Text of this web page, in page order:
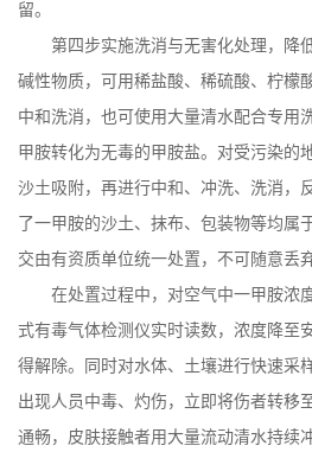
留。
第四步实施洗消与无害化处理，降
碱性物质，可用稀盐酸、稀硫酸、柠檬
中和洗消，也可使用大量清水配合专用
甲胺转化为无毒的甲胺盐。对受污染的
沙土吸附，再进行中和、冲洗、洗消，
了一甲胺的沙土、抹布、包装物等均属
交由有资质单位统一处置，不可随意丢
在处置过程中，对空气中一甲胺浓
式有毒气体检测仪实时读数，浓度降至
得解除。同时对水体、土壤进行快速采
出现人员中毒、灼伤，立即将伤者转移
通畅，皮肤接触者用大量流动清水持续